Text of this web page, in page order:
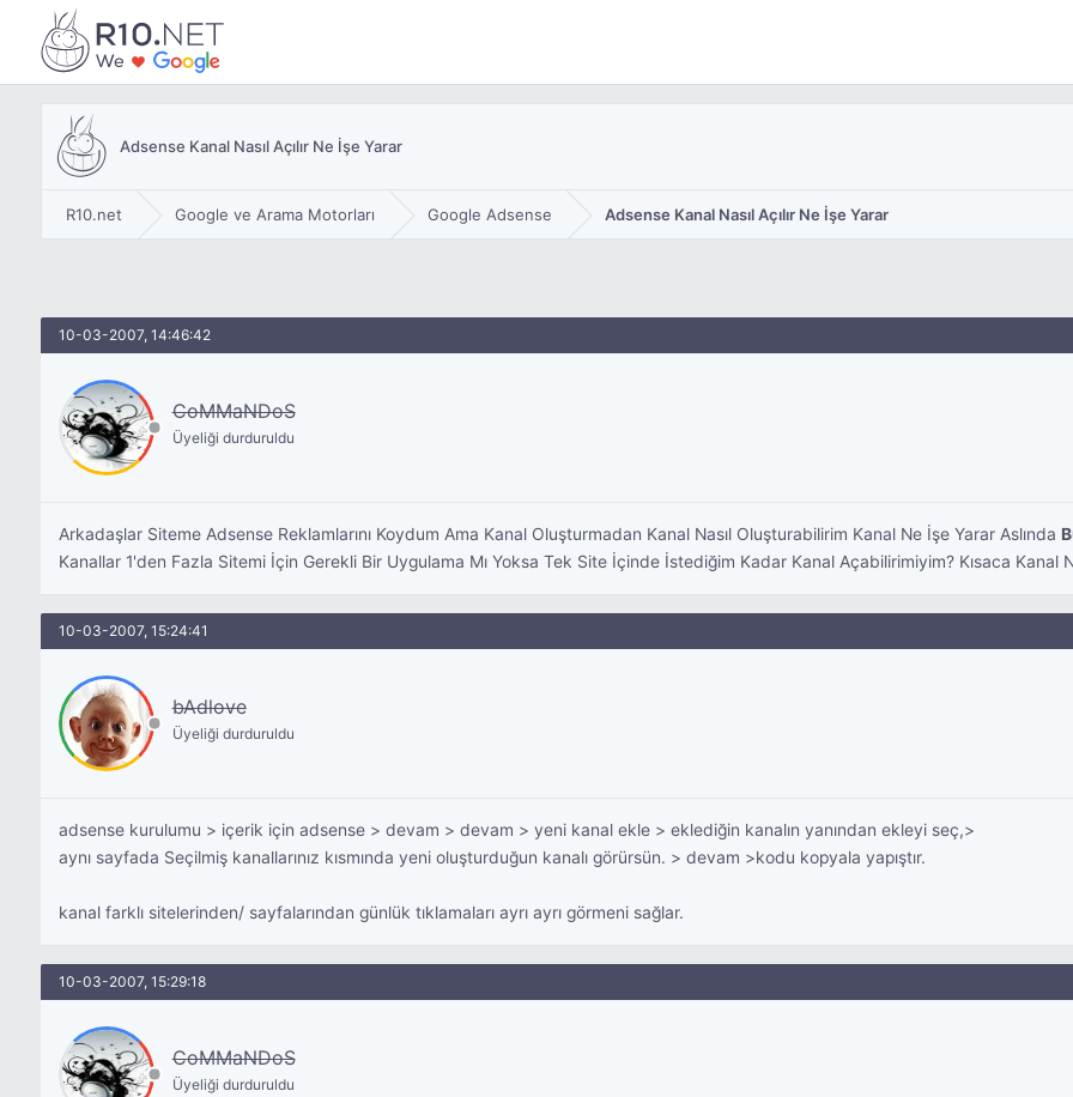
Adsense Kanal Nasıl Açılır Ne İşe Yarar
R10.net Google ve Arama Motorları Google Adsense Adsense Kanal Nasıl Açılır Ne İşe Yarar
10-03-2007, 14:46:42
CoMMaNDoS
Üyeliği durduruldu
Arkadaşlar Siteme Adsense Reklamlarını Koydum Ama Kanal Oluşturmadan Kanal Nasıl Oluşturabilirim Kanal Ne İşe Yarar Aslında
Kanallar 1'den Fazla Sitemi İçin Gerekli Bir Uygulama Mı Yoksa Tek Site İçinde İstediğim Kadar Kanal Açabilirimiyim? Kısaca
10-03-2007, 15:24:41
bAdlove
Üyeliği durduruldu
adsense kurulumu > içerik için adsense > devam > devam > yeni kanal ekle > eklediğin kanalın yanından ekleyi seç,>
aynı sayfada Seçilmiş kanallarınız kısmında yeni oluşturduğun kanalı görürsün. > devam >kodu kopyala yapıştır.
kanal farklı sitelerinden/ sayfalarından günlük tıklamaları ayrı ayrı görmeni sağlar.
10-03-2007, 15:29:18
CoMMaNDoS
Üyeliği durduruldu